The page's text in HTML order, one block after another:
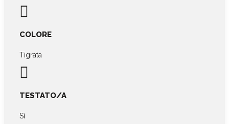

COLORE
Tigrata

TESTATO/A
Sì